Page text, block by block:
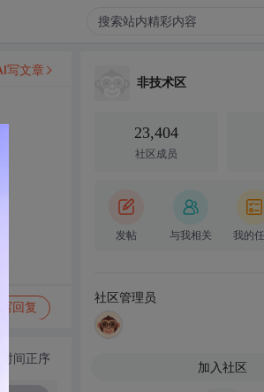
写回复
写文章
间正序
非技术区
23,404
社区成员
发帖 与我相关 我的
社区管理员
加入社区